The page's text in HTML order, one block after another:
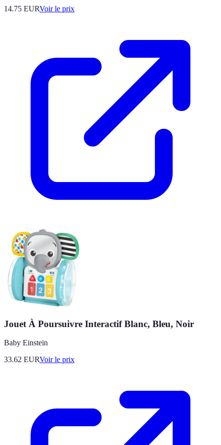
14.75 EURVoir le prix
Jouet À Poursuivre Interactif Blanc, Bleu, Noir
Baby Einstein
33.62 EURVoir le prix